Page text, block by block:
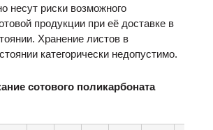
несут риски возможного
продукции при её доставке в
Хранение листов в
категорически недопустимо.
сотового поликарбоната